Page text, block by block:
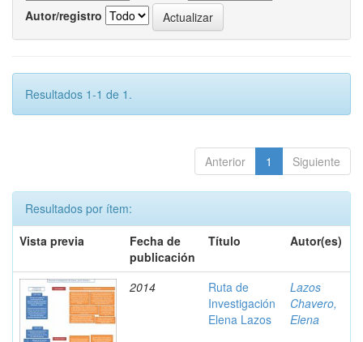
Autor/registro
Resultados 1-1 de 1.
Anterior 1 Siguiente
Resultados por ítem:
Vista previa
Fecha de
publicación
Título Autor(es)
2014
Ruta de
Investigación
Elena Lazos
Lazos
Chavero,
Elena